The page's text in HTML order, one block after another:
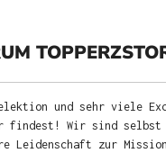
und sehr viele
findest! Wir sind selbst
Leidenschaft zur Mission